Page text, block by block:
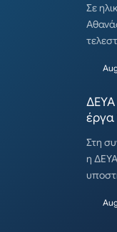
Σε
έργα
Στη
η